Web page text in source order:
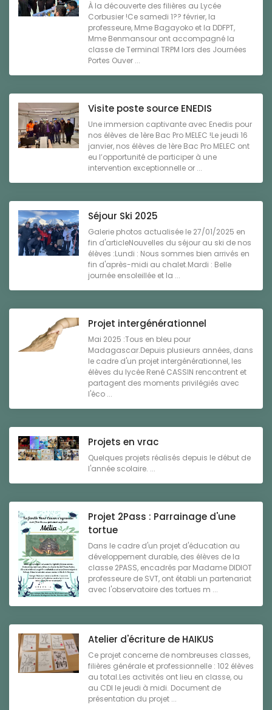
À la découverte des filières au Lycée
Corbusier !Ce samedi 1?? février, la
professeure, Mme Bagayoko et la DDFPT,
Mme Benmansour ont accompagné la
classe de Terminal TRPM lors des Journées
Portes Ouver ...
Visite poste source ENEDIS
Une immersion captivante avec Enedis pour
nos élèves de 1ère Bac Pro MELEC !Le jeudi 16
janvier, nos élèves de 1ère Bac Pro MELEC ont
eu l’opportunité de participer à une
intervention exceptionnelle or ...
Séjour Ski 2025
Galerie photos actualisée le 27/01/2025 en
fin d'articleNouvelles du séjour au ski de nos
élèves :Lundi : Nous sommes bien arrivés en
fin d'après-midi au chalet.Mardi : Belle
journée ensoleillée et la ...
Projet intergénérationnel
Mai 2025 :Tous en bleu pour
Madagascar.Depuis plusieurs années, dans
le cadre d'un projet intergénérationnel, les
élèves du lycée René CASSIN rencontrent et
partagent des moments privilégiés avec
l'éco ...
Projets en vrac
Quelques projets réalisés depuis le début de
l'année scolaire. ...
Projet 2Pass : Parrainage d'une
tortue
Dans le cadre d'un projet d'éducation au
développement durable, des élèves de la
classe 2PASS, encadrés par Madame DIDIOT
professeure de SVT, ont établi un partenariat
avec l'observatoire des tortues m ...
Atelier d'écriture de HAIKUS
Ce projet concerne de nombreuses classes,
filières générale et professionnelle : 102 élèves
au total.Les activités ont lieu en classe, ou
au CDI le jeudi à midi. Document de
présentation du projet ...